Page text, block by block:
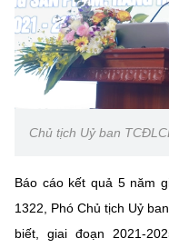
Chủ tịch Uỷ ban
Báo cáo kết quả 5 năm
1322, Phó Chủ tịch Uỷ
biết, giai đoạn 2021-